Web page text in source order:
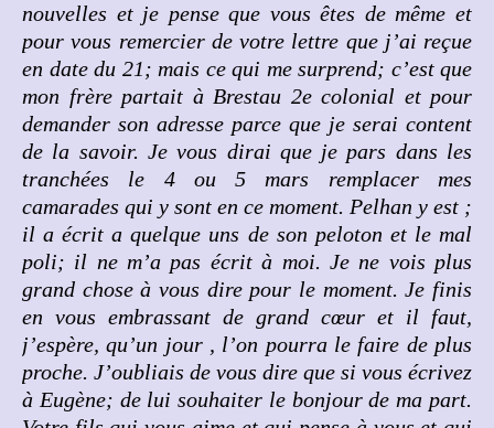
nouvelles et je pense que vous êtes de même et
pour vous remercier de votre lettre que j’ai reçue
en date du 21; mais ce qui me surprend; c’est que
mon frère partait à Brestau 2e colonial et pour
demander son adresse parce que je serai content
de la savoir. Je vous dirai que je pars dans les
tranchées le 4 ou 5 mars remplacer mes
camarades qui y sont en ce moment. Pelhan y est ;
il a écrit a quelque uns de son peloton et le mal
poli; il ne m’a pas écrit à moi. Je ne vois plus
grand chose à vous dire pour le moment. Je finis
en vous embrassant de grand cœur et il faut,
j’espère, qu’un jour , l’on pourra le faire de plus
proche. J’oubliais de vous dire que si vous écrivez
à Eugène; de lui souhaiter le bonjour de ma part.